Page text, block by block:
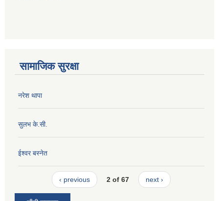
सामाजिक सुरक्षा
नरेश थापा
सुलभ के.सी.
ईश्वर बस्नेत
‹ previous 2 of 67 next ›